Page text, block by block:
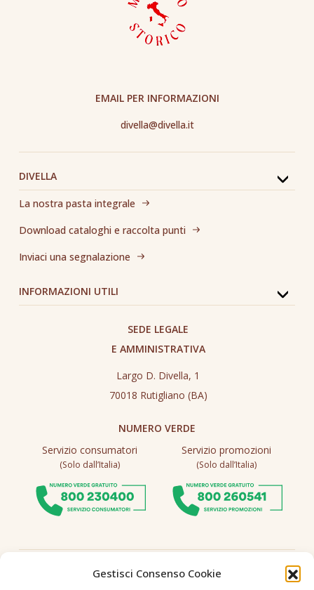
Gestisci Consenso Cookie
DIVELLA
La nostra pasta integrale
Download cataloghi e raccolta punti
Inviaci una segnalazione
INFORMAZIONI UTILI
EMAIL PER INFORMAZIONI
divella@divella.it
SEDE LEGALE
E AMMINISTRATIVA
Largo D. Divella, 1
70018 Rutigliano (BA)
NUMERO VERDE
Servizio consumatori
(Solo dall’Italia)
Servizio promozioni
(Solo dall’Italia)
Seguici